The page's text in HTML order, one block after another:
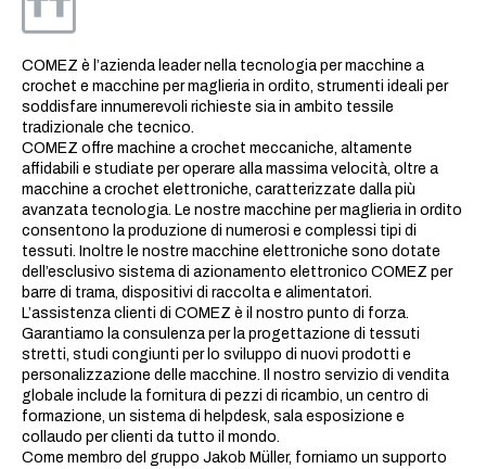
COMEZ è l’azienda leader nella tecnologia per macchine a
crochet e macchine per maglieria in ordito, strumenti ideali per
soddisfare innumerevoli richieste sia in ambito tessile
tradizionale che tecnico.
COMEZ offre machine a crochet meccaniche, altamente
affidabili e studiate per operare alla massima velocità, oltre a
macchine a crochet elettroniche, caratterizzate dalla più
avanzata tecnologia. Le nostre macchine per maglieria in ordito
consentono la produzione di numerosi e complessi tipi di
tessuti. Inoltre le nostre macchine elettroniche sono dotate
dell’esclusivo sistema di azionamento elettronico COMEZ per
barre di trama, dispositivi di raccolta e alimentatori.
L’assistenza clienti di COMEZ è il nostro punto di forza.
Garantiamo la consulenza per la progettazione di tessuti
stretti, studi congiunti per lo sviluppo di nuovi prodotti e
personalizzazione delle macchine. Il nostro servizio di vendita
globale include la fornitura di pezzi di ricambio, un centro di
formazione, un sistema di helpdesk, sala esposizione e
collaudo per clienti da tutto il mondo.
Come membro del gruppo Jakob Müller, forniamo un supporto